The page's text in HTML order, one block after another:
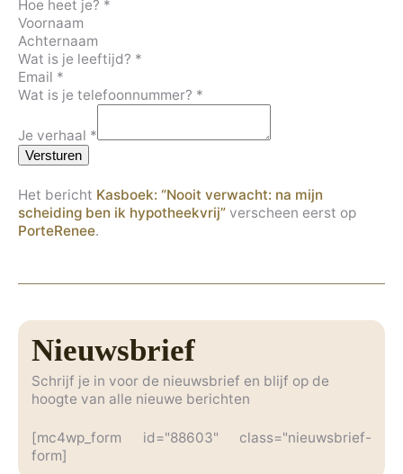
Hoe heet je? *
Voornaam
Achternaam
Wat is je leeftijd? *
Email *
Wat is je telefoonnummer? *
Je verhaal *
Versturen
Het bericht Kasboek: “Nooit verwacht: na mijn
scheiding ben ik hypotheekvrij” verscheen eerst op
PorteRenee.
Nieuwsbrief
Schrijf je in voor de nieuwsbrief en blijf op de
hoogte van alle nieuwe berichten
[mc4wp_form id="88603" class="nieuwsbrief-
form]